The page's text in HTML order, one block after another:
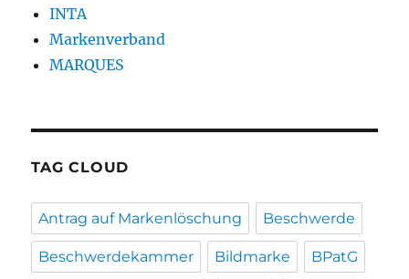
INTA
Markenverband
MARQUES
TAG CLOUD
Antrag auf Markenlöschung Beschwerde
Beschwerdekammer Bildmarke BPatG